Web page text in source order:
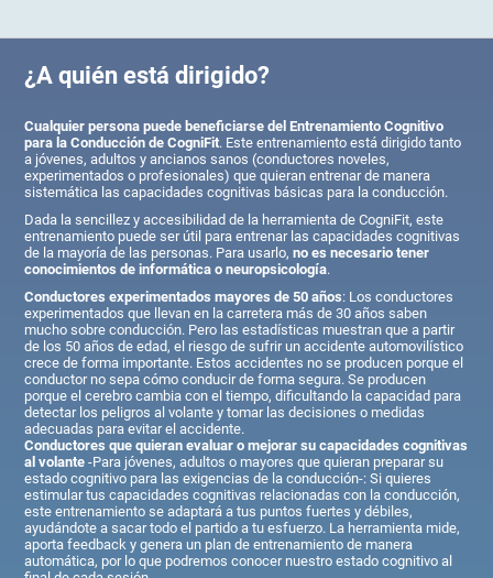
¿A quién está dirigido?
Cualquier persona puede beneficiarse del Entrenamiento Cognitivo
para la Conducción de CogniFit. Este entrenamiento está dirigido tanto
a jóvenes, adultos y ancianos sanos (conductores noveles,
experimentados o profesionales) que quieran entrenar de manera
sistemática las capacidades cognitivas básicas para la conducción.
Dada la sencillez y accesibilidad de la herramienta de CogniFit, este
entrenamiento puede ser útil para entrenar las capacidades cognitivas
de la mayoría de las personas. Para usarlo,no es necesario tener
conocimientos de informática o neuropsicología.
Conductores experimentados mayores de 50 años: Los conductores
experimentados que llevan en la carretera más de 30 años saben
mucho sobre conducción. Pero las estadísticas muestran que a partir
de los 50 años de edad, el riesgo de sufrir un accidente automovilístico
crece de forma importante. Estos accidentes no se producen porque el
conductor no sepa cómo conducir de forma segura. Se producen
porque el cerebro cambia con el tiempo, dificultando la capacidad para
detectar los peligros al volante y tomar las decisiones o medidas
adecuadas para evitar el accidente.
Conductores que quieran evaluar o mejorar su capacidades cognitivas
al volante -Para jóvenes, adultos o mayores que quieran preparar su
estado cognitivo para las exigencias de la conducción-: Si quieres
estimular tus capacidades cognitivas relacionadas con la conducción,
este entrenamiento se adaptará a tus puntos fuertes y débiles,
ayudándote a sacar todo el partido a tu esfuerzo. La herramienta mide,
aporta feedback y genera un plan de entrenamiento de manera
automática, por lo que podremos conocer nuestro estado cognitivo al